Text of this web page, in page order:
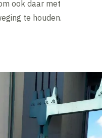
ook daar met
te houden.